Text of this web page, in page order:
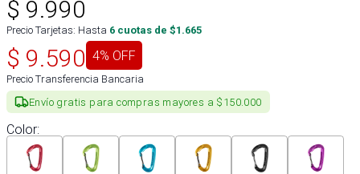
$ 9.990
Precio Tarjetas: Hasta 6 cuotas de $1.665
$ 9.590 4% OFF
Precio Transferencia Bancaria
Envío gratis para compras mayores a $150.000
Color: